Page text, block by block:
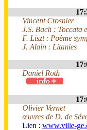
Vincent Crosnier
J.S. Bach : Toccata
F. Liszt : Poème
J. Alain : Litanies
Daniel Roth
Olivier Vernet
œuvres de D. de
Lien : www.ville-